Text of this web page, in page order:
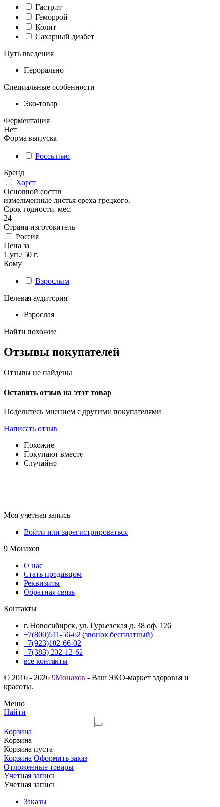
Гастрит
Геморрой
Колит
Сахарный диабет
Путь введения
Перорально
Специальные особенности
Эко-товар
Ферментация
Нет
Форма выпуска
Россыпью
Бренд
Хорст
Основной состав
измельченные листья ореха грецкого.
Срок годности, мес.
24
Страна-изготовитель
Россия
Цена за
1 уп./ 50 г.
Кому
Взрослым
Целевая аудитория
Взрослая
Найти похожие
Отзывы покупателей
Отзывы не найдены
Оставить отзыв на этот товар
Поделитесь мнением с другими покупателями
Написать отзыв
Похожие
Покупают вместе
Случайно
Моя учетная запись
Войти или зарегистрироваться
9 Монахов
О нас
Стать продавцом
Реквизиты
Обратная связь
Контакты
г. Новосибирск, ул. Гурьевская д. 38 оф. 126
+7(800)511-56-62 (звонок бесплатный)
+7(923)102-66-02
+7(383) 202-12-62
все контакты
© 2016 - 2026 9Монахов - Ваш ЭКО-маркет здоровья и
красоты.
Меню
Найти
Корзина
Корзина
Корзина пуста
Корзина Оформить заказ
Отложенные товары
Учетная запись
Учетная запись
Заказы